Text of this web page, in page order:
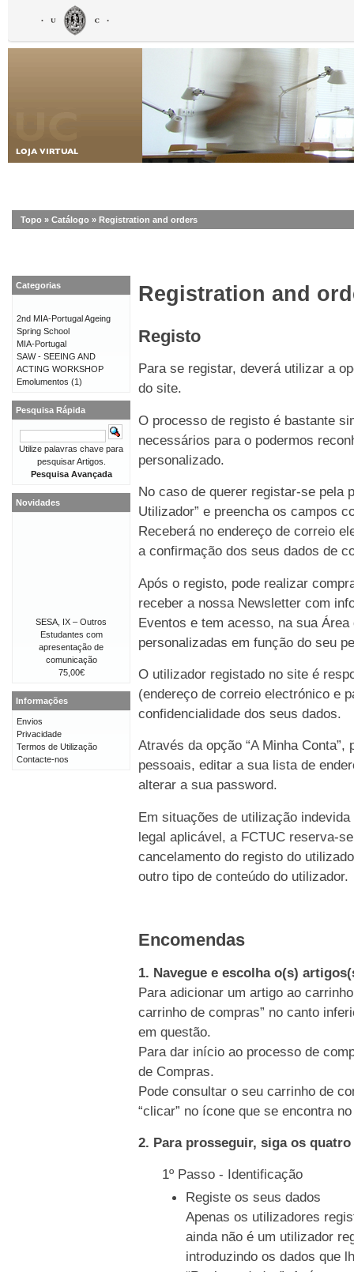
Topo » Catálogo » Registration and orders
Registration and
Registo
Para se registar, deverá utilizar a
do site.
O processo de registo é bastante
necessários para o podermos
personalizado.
No caso de querer registar-se pela
Utilizador” e preencha os campos
Receberá no endereço de correio
a confirmação dos seus dados de
Após o registo, pode realizar
receber a nossa Newsletter com
Eventos e tem acesso, na sua
personalizadas em função do seu
O utilizador registado no site é
(endereço de correio electrónico e
confidencialidade dos seus dados.
Através da opção “A Minha
pessoais, editar a sua lista de
alterar a sua password.
Em situações de utilização
legal aplicável, a FCTUC reserva-
cancelamento do registo do
outro tipo de conteúdo do utilizador.
Encomendas
1. Navegue e escolha o(s)
Para adicionar um artigo ao
carrinho de compras” no canto
em questão.
Para dar início ao processo de
de Compras.
Pode consultar o seu carrinho de
“clicar” no ícone que se encontra
2. Para prosseguir, siga os
1º Passo - Identificação
Registe os seus dados
Apenas os utilizadores
ainda não é um utilizador
introduzindo os dados que
Categorias
2nd MIA-Portugal Ageing
Spring School
MIA-Portugal
SAW - SEEING AND
ACTING WORKSHOP
Emolumentos (1)
Pesquisa Rápida
Utilize palavras chave para
pesquisar Artigos.
Pesquisa Avançada
Novidades
SESA, IX – Outros
Estudantes com
apresentação de
comunicação
75,00€
Informações
Envios
Privacidade
Termos de Utilização
Contacte-nos